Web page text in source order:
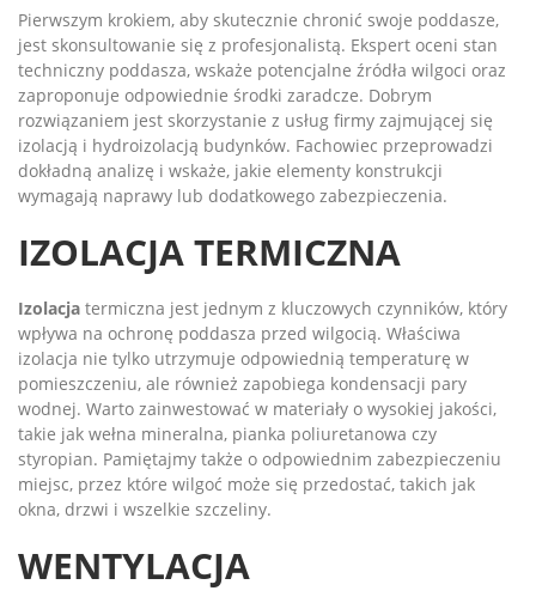
Pierwszym krokiem, aby skutecznie chronić swoje poddasze,
jest skonsultowanie się z profesjonalistą. Ekspert oceni stan
techniczny poddasza, wskaże potencjalne źródła wilgoci oraz
zaproponuje odpowiednie środki zaradcze. Dobrym
rozwiązaniem jest skorzystanie z usług firmy zajmującej się
izolacją i hydroizolacją budynków. Fachowiec przeprowadzi
dokładną analizę i wskaże, jakie elementy konstrukcji
wymagają naprawy lub dodatkowego zabezpieczenia.
IZOLACJA TERMICZNA
Izolacja termiczna jest jednym z kluczowych czynników, który
wpływa na ochronę poddasza przed wilgocią. Właściwa
izolacja nie tylko utrzymuje odpowiednią temperaturę w
pomieszczeniu, ale również zapobiega kondensacji pary
wodnej. Warto zainwestować w materiały o wysokiej jakości,
takie jak wełna mineralna, pianka poliuretanowa czy
styropian. Pamiętajmy także o odpowiednim zabezpieczeniu
miejsc, przez które wilgoć może się przedostać, takich jak
okna, drzwi i wszelkie szczeliny.
WENTYLACJA